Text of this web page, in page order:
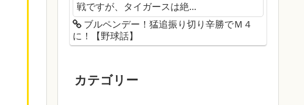
戦ですが、タイガースは絶...
ブルペンデー！猛追振り切り辛勝でＭ４
に！【野球話】
カテゴリー